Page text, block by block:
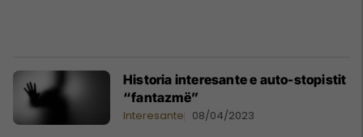
Historia interesante e auto-stopistit
“fantazmë”
Interesante 08/04/2023